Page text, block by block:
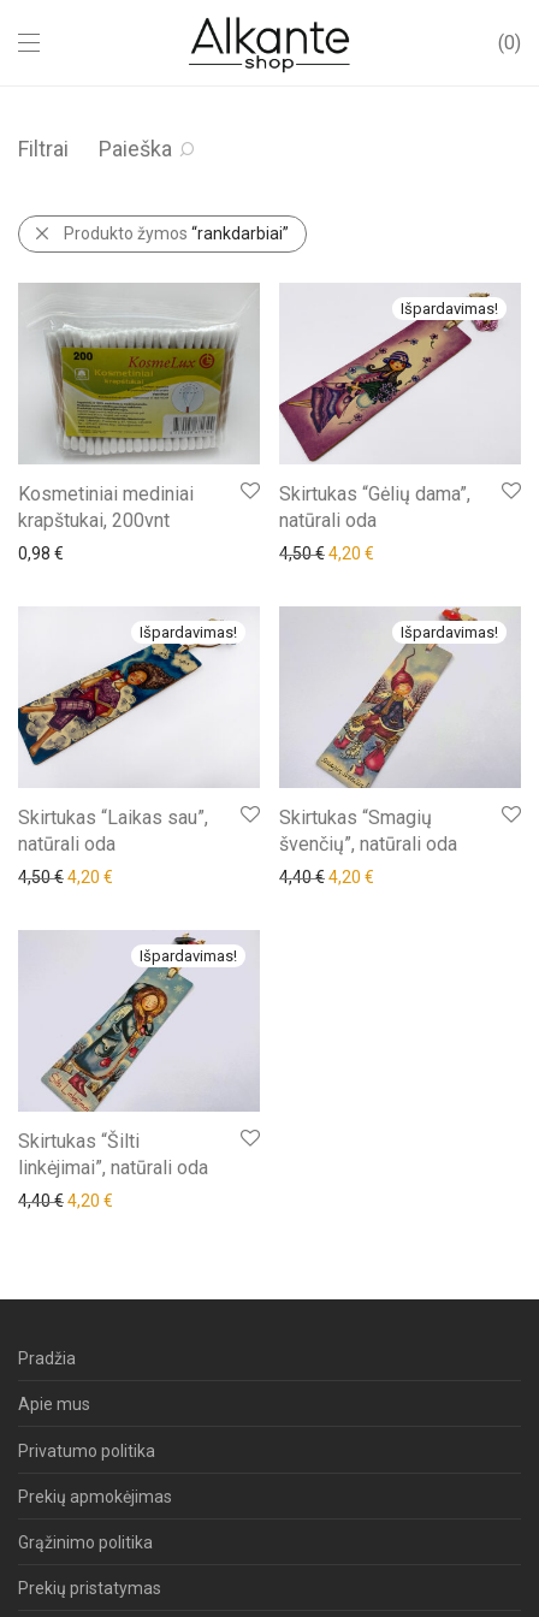
0
Filtrai Paieška
Produkto žymos “rankdarbiai”
Kosmetiniai mediniai
krapštukai, 200vnt
0,98 €
Išpardavimas!
Skirtukas “Gėlių dama”,
natūrali oda
4,50€Original price was: 4,50 €.
4,20 €
Išpardavimas!
Skirtukas “Laikas sau”,
natūrali oda
4,50€Original price was: 4,50 €.
4,20 € Current price is: 4,20 €.
Išpardavimas!
Skirtukas “Smagių
švenčių”, natūrali oda
4,40€Original price was: 4,40 €.
4,20 €
Išpardavimas!
Skirtukas “Šilti
linkėjimai”, natūrali oda
4,40€Original price was: 4,40 €.
4,20 €
Pradžia
Apie mus
Privatumo politika
Prekių apmokėjimas
Grąžinimo politika
Prekių pristatymas